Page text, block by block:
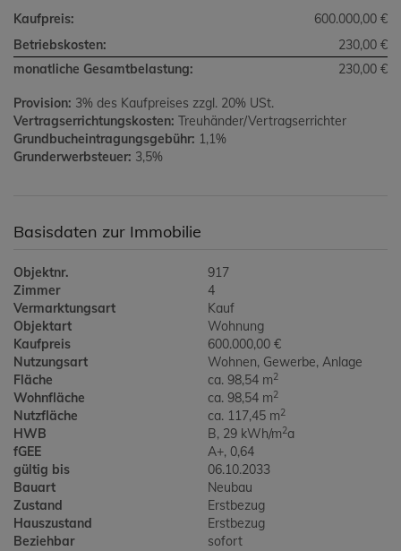
Kaufpreis:
600.000,00 €
Betriebskosten:
230,00 €
monatliche Gesamtbelastung:
230,00 €
Provision: 3% des Kaufpreises zzgl. 20% USt.
Vertragserrichtungskosten: Treuhänder/Vertragserrichter
Grundbucheintragungsgebühr: 1,1%
Grunderwerbsteuer: 3,5%
Basisdaten zur Immobilie
Objektnr.
917
Zimmer
4
Vermarktungsart
Kauf
Objektart
Wohnung
Kaufpreis
600.000,00 €
Nutzungsart
Wohnen Gewerbe Anlage
Fläche
ca. 98,54 m2
Wohnfläche ca. 98,54 m2
Nutzfläche ca. 117,45 m2
HWB B, 29 kWh/m2a
fGEE
A+, 0,64
gültig bis
06.10.2033
Bauart
Neubau
Zustand
Erstbezug
Hauszustand
Erstbezug
Beziehbar
sofort